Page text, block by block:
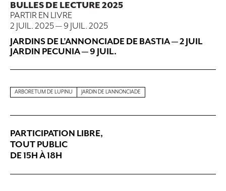
BULLES DE LECTURE 2025
PARTIR EN LIVRE
2 JUIL. 2025— 9 JUIL. 2025
JARDINS DE L’ANNONCIADE DE BASTIA — 2 JUIL
JARDIN PECUNIA — 9 JUIL.
ARBORETUM DE LUPINU JARDIN DE L'ANNONCIADE
PARTICIPATION LIBRE,
TOUT PUBLIC
DE 15H À 18H